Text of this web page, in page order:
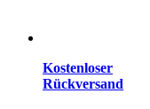
Kostenloser
Rückversand